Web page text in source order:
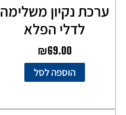
ערכת נקיון משלימה
לדלי הפלא
₪69.00
הוספה לסל